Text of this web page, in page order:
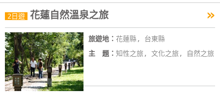
2日遊 花蓮自然溫泉之旅 »
旅遊地： 花蓮縣, 台東縣
主 題： 知性之旅, 文化之旅, 自然之旅